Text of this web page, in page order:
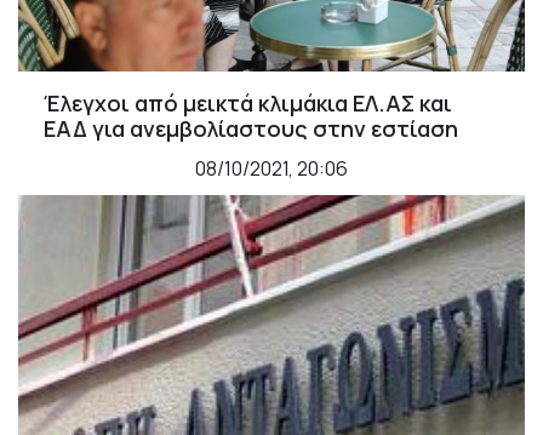
Έλεγχοι από μεικτά κλιμάκια ΕΛ.ΑΣ και
ΕΑΔ για ανεμβολίαστους στην εστίαση
08/10/2021, 20:06